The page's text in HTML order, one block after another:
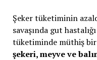
Şeker tüketiminin
savaşında gut
tüketiminde müthiş bir
şekeri, meyve ve